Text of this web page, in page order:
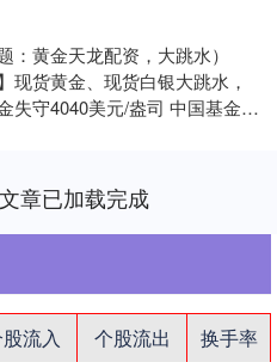
：黄金天龙配资，大跳水）
现货黄金、现货白银大跳水，
失守4040美元/盎司 中国基金报
章已加载完成
流入 个股流出
换手率